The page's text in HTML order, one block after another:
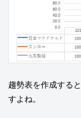
趨勢表を作成する
すよね。